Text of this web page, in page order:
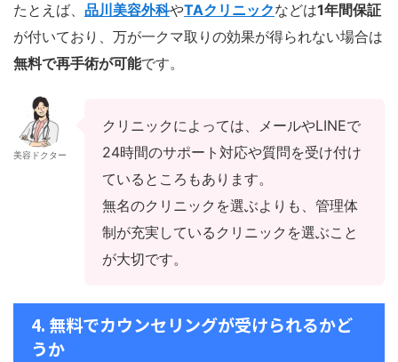
たとえば、 品川美容外科やTAクリニックなどは1年間保証
が付いており、万が一クマ取りの効果が得られない場合は
無料で再手術が可能です。
美容ドクター
クリニックによっては、メールやLINEで
24時間のサポート対応や質問を受け付け
ているところもあります。
無名のクリニックを選ぶよりも、管理体
制が充実しているクリニックを選ぶこと
が大切です。
4. 無料でカウンセリングが受けられるかど
うか